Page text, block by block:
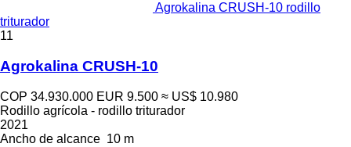
Agrokalina CRUSH-10 rodillo
triturador
11
Agrokalina CRUSH-10
COP 34.930.000 EUR 9.500 ≈ US$ 10.980
Rodillo agrícola - rodillo triturador
2021
Ancho de alcance 10 m